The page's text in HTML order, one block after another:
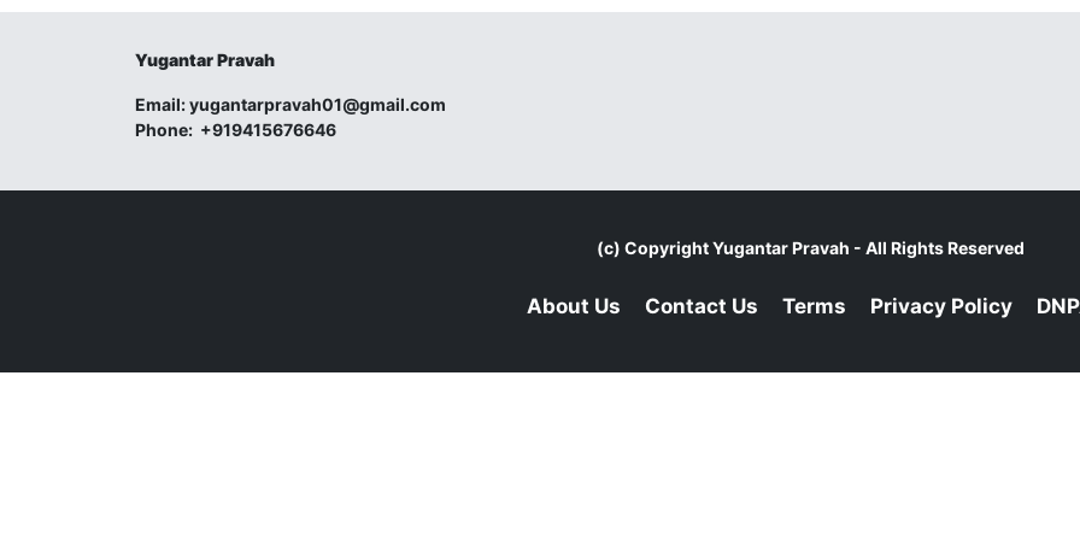
Yugantar Pravah
Email:yugantarpravah01@gmail.com
Phone: +919415676646
(c) CopyrightYugantar Pravah - All Rights Reserved
About Us Contact Us Terms Privacy Policy